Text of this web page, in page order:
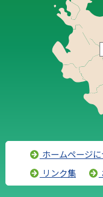
ホームページ
リンク集